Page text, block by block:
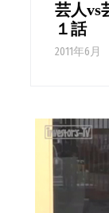
芸人vs
１話
2011年6月